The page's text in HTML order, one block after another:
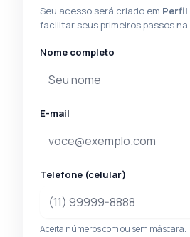
Seu acesso será criado em
facilitar seus primeiros passos
Nome completo
E-mail
Telefone (celular)
Aceita números com ou sem máscara.